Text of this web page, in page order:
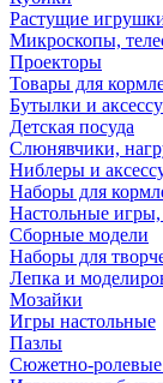
Растущие
Микроскопы,
Проекторы
Товары для
Бутылки и
Детская посуда
Слюнявчики,
Ниблеры и
Наборы для
Настольные игры,
Сборные модели
Наборы для
Лепка и
Мозайки
Игры настольные
Пазлы
Сюжетно-